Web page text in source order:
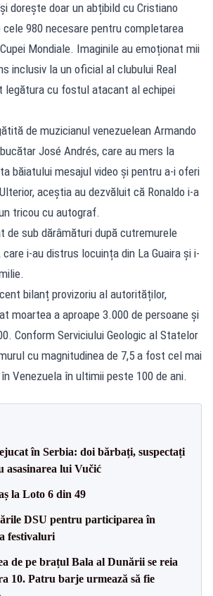
dorește doar un abțibild cu Cristiano
cele 980 necesare pentru completarea
Mondiale. Imaginile au emoționat mii
inclusiv la un oficial al clubului Real
legătura cu fostul atacant al echipei
de muzicianul venezuelean Armando
José Andrés, care au mers la
băiatului mesajul video și pentru a-i oferi
aceștia au dezvăluit că Ronaldo i-a
tricou cu autograf.
de sub dărâmături după cutremurele
care i-au distrus locuința din La Guaira și i-
bilanț provizoriu al autorităților,
moartea a aproape 3.000 de persoane și
Conform Serviciului Geologic al Statelor
cu magnitudinea de 7,5 a fost cel mai
Venezuela în ultimii peste 100 de ani.
în Serbia: doi bărbați, suspectați
asasinarea lui Vučić
la Loto 6 din 49
DSU pentru participarea în
festivaluri
de pe brațul Bala al Dunării se reia
10. Patru barje urmează să fie